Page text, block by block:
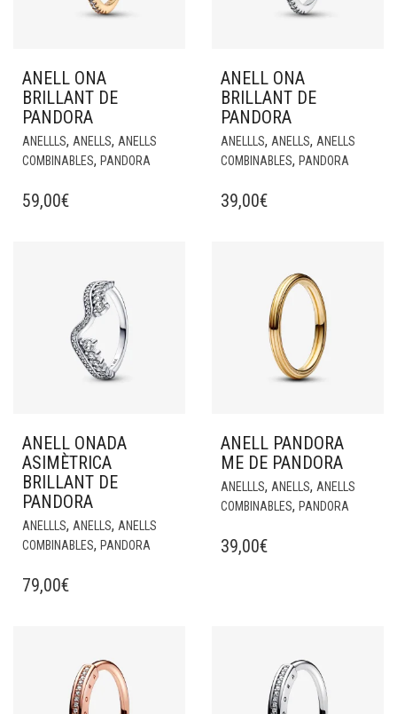
ANELL ONA
BRILLANT DE
PANDORA
ANELLLS, ANELLS, ANELLS
COMBINABLES, PANDORA
59,00€
ANELL ONA
BRILLANT DE
PANDORA
ANELLLS, ANELLS, ANELLS
COMBINABLES, PANDORA
39,00€
ANELL ONADA
ASIMÈTRICA
BRILLANT DE
PANDORA
ANELLLS, ANELLS, ANELLS
COMBINABLES, PANDORA
79,00€
ANELL PANDORA
ME DE PANDORA
ANELLLS, ANELLS, ANELLS
COMBINABLES, PANDORA
39,00€